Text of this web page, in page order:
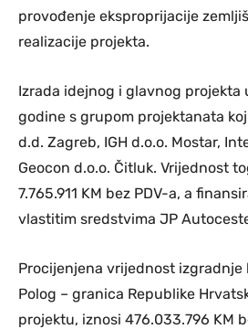
provođenje eksproprijacije
realizacije projekta.
Izrada idejnog i glavnog projekta
godine s grupom projektanata
d.d. Zagreb, IGH d.o.o. Mostar,
Geocon d.o.o. Čitluk. Vrijednost
7.765.911 KM bez PDV-a, a
vlastitim sredstvima JP
Procijenjena vrijednost
Polog – granica Republike
projektu, iznosi 476.033.796 KM